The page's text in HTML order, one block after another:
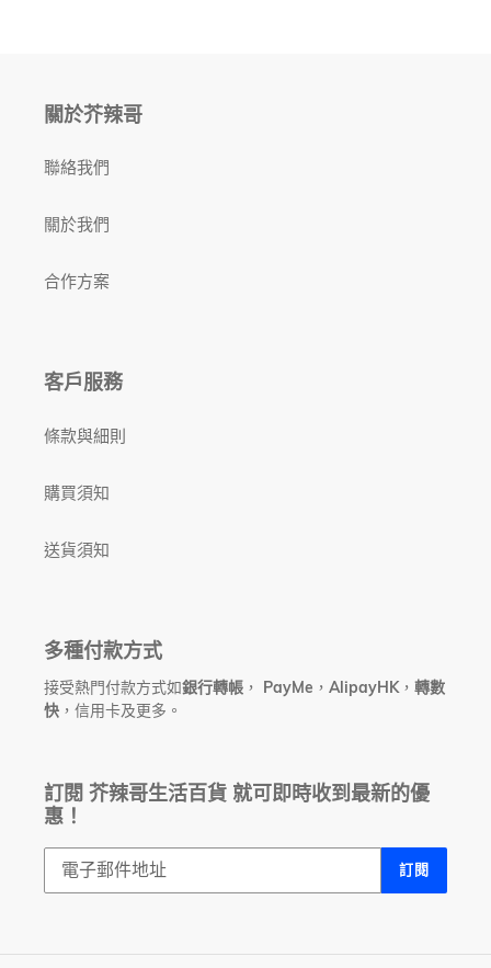
關於芥辣哥
聯絡我們
關於我們
合作方案
客戶服務
條款與細則
購買須知
送貨須知
多種付款方式
接受熱門付款方式如銀行轉帳 ， PayMe ， AlipayHK ， 轉數
快 ，信用卡及更多。
訂閱 芥辣哥生活百貨 就可即時收到最新的優
惠！
訂閱